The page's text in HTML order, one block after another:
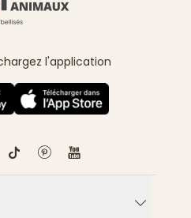
l'application